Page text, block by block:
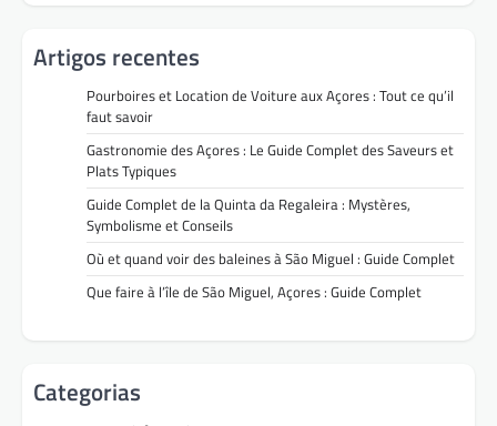
Artigos recentes
Pourboires et Location de Voiture aux Açores : Tout ce qu’il
faut savoir
Gastronomie des Açores : Le Guide Complet des Saveurs et
Plats Typiques
Guide Complet de la Quinta da Regaleira : Mystères,
Symbolisme et Conseils
Où et quand voir des baleines à São Miguel : Guide Complet
Que faire à l’île de São Miguel, Açores : Guide Complet
Categorias